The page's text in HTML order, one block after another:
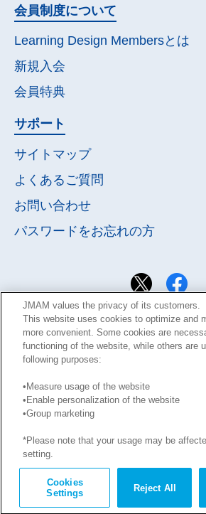
会員制度について
Learning Design Membersとは
新規入会
会員特典
サポート
サイトマップ
よくあるご質問
お問い合わせ
パスワードをお忘れの方
サイト利用規約
Copyright © JMA Management
JMAM values the privacy of its customers.
This website uses cookies to optimize and
more convenient. Some cookies are
functioning of the website, while others are
following purposes:
•Measure usage of the website
•Enable personalization of the website
•Group marketing
*Please note that your usage may be
setting.
Cookies
Settings
Reject All